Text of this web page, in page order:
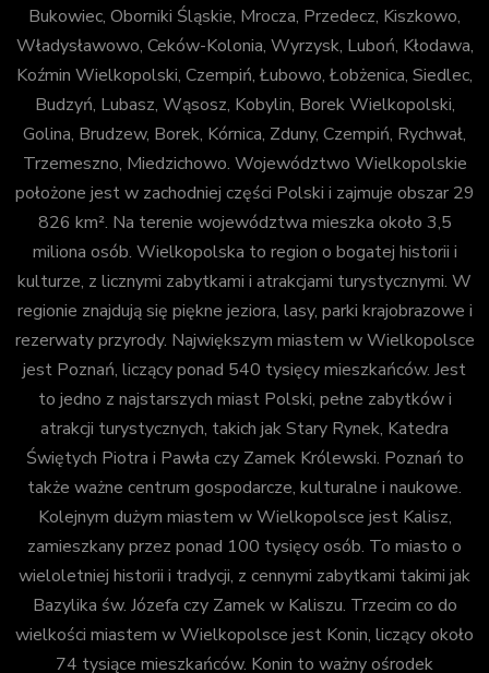
Bukowiec, Oborniki Śląskie, Mrocza, Przedecz, Kiszkowo,
Władysławowo, Ceków-Kolonia, Wyrzysk, Luboń, Kłodawa,
Koźmin Wielkopolski, Czempiń, Łubowo, Łobżenica, Siedlec,
Budzyń, Lubasz, Wąsosz, Kobylin, Borek Wielkopolski,
Golina, Brudzew, Borek, Kórnica, Zduny, Czempiń, Rychwał,
Trzemeszno, Miedzichowo. Województwo Wielkopolskie
położone jest w zachodniej części Polski i zajmuje obszar 29
826 km². Na terenie województwa mieszka około 3,5
miliona osób. Wielkopolska to region o bogatej historii i
kulturze, z licznymi zabytkami i atrakcjami turystycznymi. W
regionie znajdują się piękne jeziora, lasy, parki krajobrazowe i
rezerwaty przyrody. Największym miastem w Wielkopolsce
jest Poznań, liczący ponad 540 tysięcy mieszkańców. Jest
to jedno z najstarszych miast Polski, pełne zabytków i
atrakcji turystycznych, takich jak Stary Rynek, Katedra
Świętych Piotra i Pawła czy Zamek Królewski. Poznań to
także ważne centrum gospodarcze, kulturalne i naukowe.
Kolejnym dużym miastem w Wielkopolsce jest Kalisz,
zamieszkany przez ponad 100 tysięcy osób. To miasto o
wieloletniej historii i tradycji, z cennymi zabytkami takimi jak
Bazylika św. Józefa czy Zamek w Kaliszu. Trzecim co do
wielkości miastem w Wielkopolsce jest Konin, liczący około
74 tysiące mieszkańców. Konin to ważny ośrodek